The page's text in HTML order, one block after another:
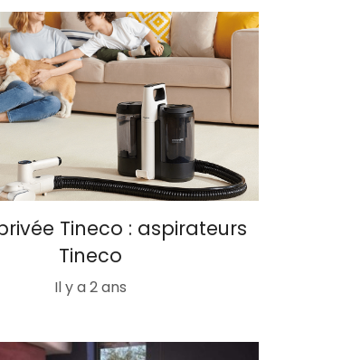
Tineco : aspirateurs
Tineco
Il y a 2 ans